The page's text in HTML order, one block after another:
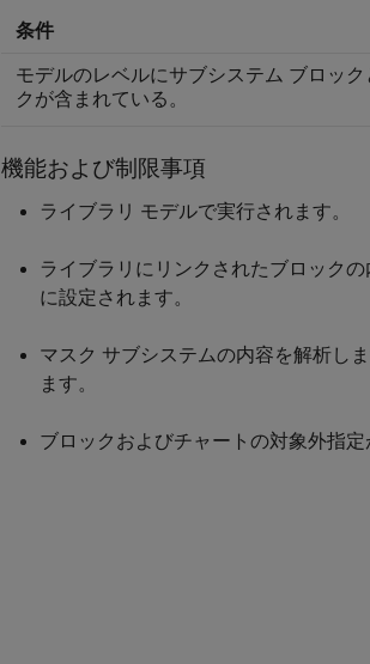
条件
モデルのレベルにサブシステム ブロック
クが含まれている。
機能および制限事項
ライブラリ モデルで実行されます。
ライブラリにリンクされたブロック
に設定されます。
マスク サブシステムの内容を解析し
ます。
ブロックおよびチャートの対象外指定